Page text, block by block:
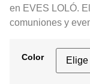
en EVES LOLÓ.
comuniones y
Color